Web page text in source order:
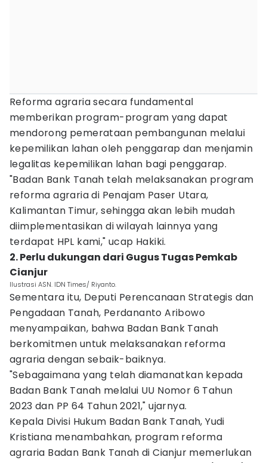
Reforma agraria secara fundamental
memberikan program-program yang dapat
mendorong pemerataan pembangunan melalui
kepemilikan lahan oleh penggarap dan menjamin
legalitas kepemilikan lahan bagi penggarap.
"Badan Bank Tanah telah melaksanakan program
reforma agraria di Penajam Paser Utara,
Kalimantan Timur, sehingga akan lebih mudah
diimplementasikan di wilayah lainnya yang
terdapat HPL kami," ucap Hakiki.
2. Perlu dukungan dari Gugus Tugas Pemkab
Cianjur
Ilustrasi ASN. IDN Times/ Riyanto.
Sementara itu, Deputi Perencanaan Strategis dan
Pengadaan Tanah, Perdananto Aribowo
menyampaikan, bahwa Badan Bank Tanah
berkomitmen untuk melaksanakan reforma
agraria dengan sebaik-baiknya.
"Sebagaimana yang telah diamanatkan kepada
Badan Bank Tanah melalui UU Nomor 6 Tahun
2023 dan PP 64 Tahun 2021," ujarnya.
Kepala Divisi Hukum Badan Bank Tanah, Yudi
Kristiana menambahkan, program reforma
agraria Badan Bank Tanah di Cianjur memerlukan